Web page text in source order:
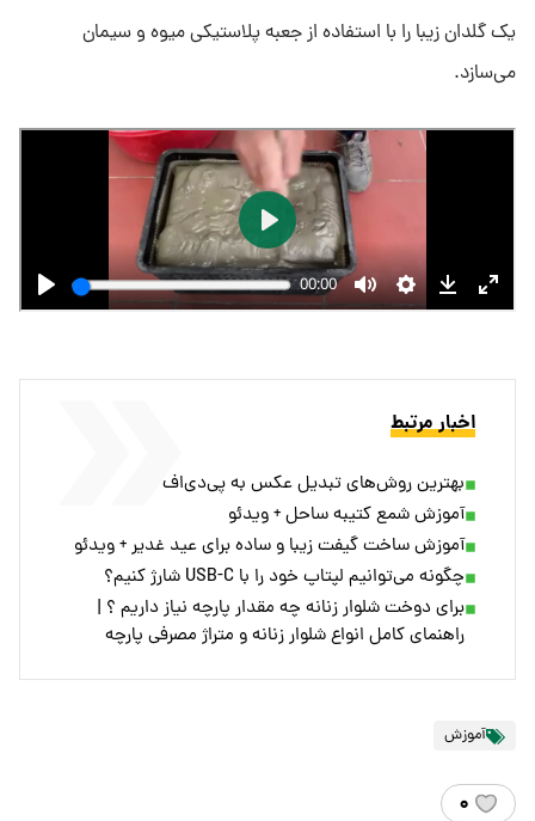
یک گلدان زیبا را با استفاده از جعبه پلاستیکی میوه و سیمان
می‌سازد.
اخبار مرتبط
بهترین روش‌های تبدیل عکس به پی‌دی‌اف
آموزش شمع کتیبه ساحل + ویدئو
آموزش ساخت گیفت زیبا و ساده برای عید غدیر + ویدئو
چگونه می‌توانیم لپتاپ خود را با USB-C شارژ کنیم؟
برای دوخت شلوار زنانه چه مقدار پارچه نیاز داریم ؟ |
راهنمای کامل انواع شلوار زنانه و متراژ مصرفی پارچه
آموزش
۰